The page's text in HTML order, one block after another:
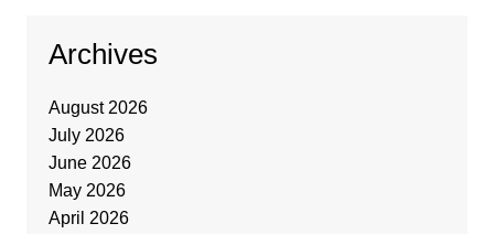
Archives
August 2026
July 2026
June 2026
May 2026
April 2026